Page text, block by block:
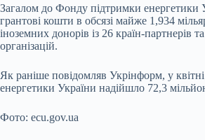
Загалом до Фонду підтримки енергетики
грантові кошти в обсязі майже 1,934
іноземних донорів із 26 країн-партнерів
організацій.
Як раніше повідомляв Укрінформ, у
енергетики України надійшло 72,3
Фото: ecu.gov.ua